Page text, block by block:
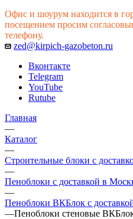
Офис и шоурум находится в
посещением просим
телефону.
zed@kirpich-gazobeton.ru
Вконтакте
Telegram
YouTube
Rutube
Главная
—
Каталог
—
Строительные блоки с
—
Пеноблоки с доставкой в
—
Пеноблоки ВКБлок с
—Пеноблоки стеновые